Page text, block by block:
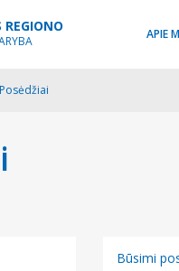
APIE
Posėdžiai
Būsimi